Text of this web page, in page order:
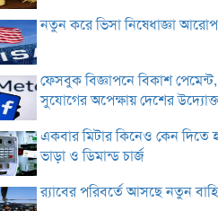
নতুন করে ভিসা নিষেধাজ্ঞা আরোপ
ফেসবুক বিজ্ঞাপনে বিকাশ
সুযোগের অপেক্ষায় দেশের
একবার মিটার কিনেও কেন
ভাড়া ও ডিমান্ড চার্জ
র‌্যাবের পরিবর্তে আসছে নতুন